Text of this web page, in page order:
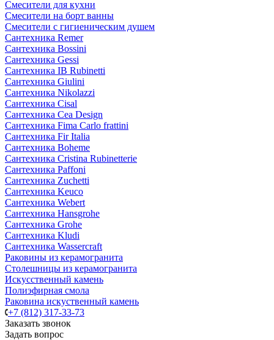
Смесители для кухни
Смесители на борт ванны
Смесители с гигиеническим душем
Сантехника Remer
Сантехника Bossini
Сантехника Gessi
Сантехника IB Rubinetti
Сантехника Giulini
Сантехника Nikolazzi
Сантехника Cisal
Сантехника Cea Design
Сантехника Fima Carlo frattini
Сантехника Fir Italia
Сантехника Boheme
Сантехника Cristina Rubinetterie
Сантехника Paffoni
Сантехника Zuchetti
Сантехника Keuco
Сантехника Webert
Сантехника Hansgrohe
Сантехника Grohe
Сантехника Kludi
Сантехника Wassercraft
Раковины из керамогранита
Столешницы из керамогранита
Искусственный камень
Полиэфирная смола
Раковина искуственный камень
+7 (812) 317-33-73
Заказать звонок
Задать вопрос